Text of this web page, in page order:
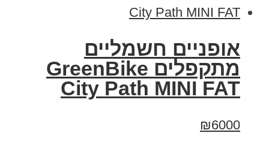
אופניים חשמליים
‏מתקפלים GreenBike
City Path MINI FAT
₪6000